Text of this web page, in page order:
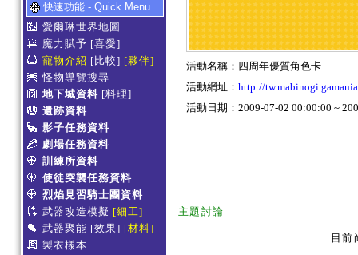
快速功能 - Quick Menu
愛爾琳世界地圖
魔力賦予 [喜愛]
寵物介紹 [比較] [夥伴]
怪物導覽搜尋
地下城資料 [料理]
遺跡資料
影子任務資料
劇場任務資料
訓練所資料
使徒突襲任務資料
烈焰見習騎士團資料
武器改造模擬 [細工]
武器聚能 [效果] [材料]
製衣樣本
活動名稱：四周年優質角色卡
活動網址： http://
活動日期：2009-07-02 00:00:00 ~
主題討論
目前